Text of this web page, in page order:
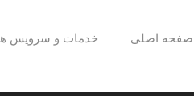
صفحه اصلی خدمات و سرویس